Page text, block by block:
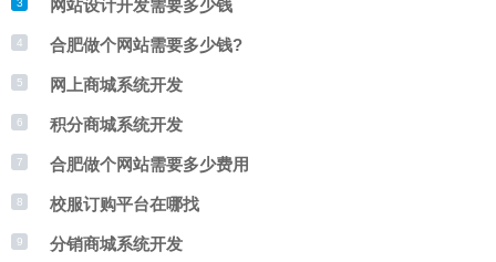
3 网站设计开发需要多少钱
4 合肥做个网站需要多少钱?
5 网上商城系统开发
6 积分商城系统开发
7 合肥做个网站需要多少费用
8 校服订购平台在哪找
9 分销商城系统开发